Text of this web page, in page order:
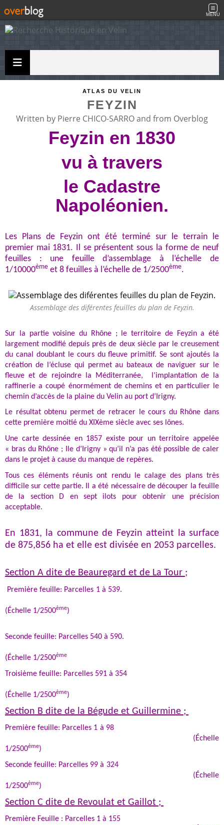
MENU
ATLAS DU VELIN
FEYZIN
Written by Pierre CHICO-SARRO and from Overblog
Feyzin en 1830
vu à travers
le Cadastre
Napoléonien.
Les Plans de Feyzin ont été terminé sur le terrain le
premier mai 1831. Il se présentent sous la forme de neuf
feuilles : une feuille d’assemblage à l’échelle de
1/10000ème et 8 feuilles à l’échelle de 1/2500ème.
Assemblage des diférentes feuilles du plan de Feyzin.
Sur la partie voisine du Rhône ; le territoire de Feyzin a été
largement modifié depuis près de deux siècle par le creusement
du canal doublant le cours du fleuve primitif. Se sont ajoutés la
création de l’écluse qui permet au bateaux de naviguer sur le
fleuve et de rejoindre la Méditerranée, l’implantation de la
raffinerie a coupé énormément de chemins et en particulier le
chemin d’accès de la plaine du Velin au port d’Irigny.
Le résultat obtenu permet de retracer le cours du Rhône dans
cette première moitié du XIXème siècle avec ses lônes.
Une carte dessinée en 1857 existe pour un territoire appelée
« bras du Rhône ; Ile d’Irigny » qu’il n’a pas été possible de caler
dans le projet à cause du manque de repères.
Tous ces éléments réunis ont rendu le calage des plans très
difficile sur cette partie. Il a été nécessaire de découper la feuille
de la section D en sept ilots pour obtenir une précision
acceptable.
En 1831, la commune de Feyzin atteint la surface
de 875,856 ha et elle est divisée en 2053 parcelles.
Section A dite de Beauregard et de La Tour ;
Première feuille: Parcelles 1 à 539.
(Échelle 1/2500ème)
Seconde feuille: Parcelles 540 à 590.
(Échelle 1/2500ème
Troisième feuille: Parcelles 591 à 354
(Échelle 1/2500ème)
Section B dite de la Bégude et Guillermine ;
Première feuille: Parcelles 1 à 98
(Échelle
1/2500ème)
Seconde feuille: Parcelles 99 à 324
(Échelle
1/2500ème)
Section C dite de Revoulat et Gaillot ;
Première Feuille : Parcelles 1 à 155